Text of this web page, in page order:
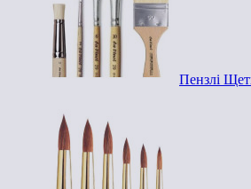
Пензлі